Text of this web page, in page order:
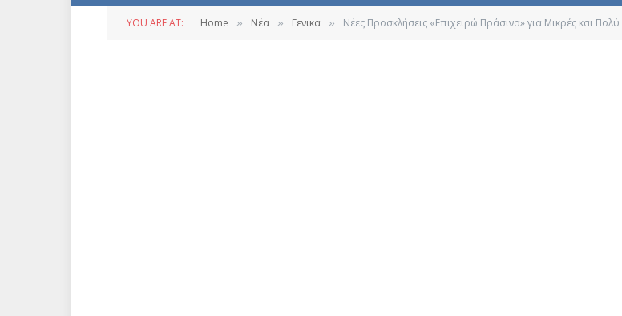
YOU ARE AT: Home » Νέα » Γενικα » Νέες Προσκλήσεις «Επιχειρώ Πράσινα» για Μικρές και Πολύ